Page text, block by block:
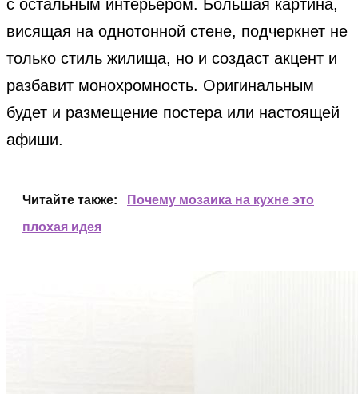
с остальным интерьером. Большая картина,
висящая на однотонной стене, подчеркнет не
только стиль жилища, но и создаст акцент и
разбавит монохромность. Оригинальным
будет и размещение постера или настоящей
афиши.
Читайте также:
Почему мозаика на кухне это
плохая идея